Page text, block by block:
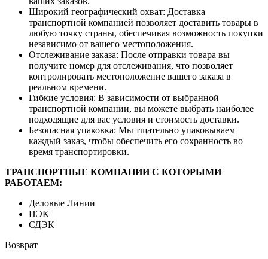
Широкий географический охват: Доставка
транспортной компанией позволяет доставить товары в
любую точку страны, обеспечивая возможность покупки
независимо от вашего местоположения.
Отслеживание заказа: После отправки товара вы
получите номер для отслеживания, что позволяет
контролировать местоположение вашего заказа в
реальном времени.
Гибкие условия: В зависимости от выбранной
транспортной компании, вы можете выбрать наиболее
подходящие для вас условия и стоимость доставки.
Безопасная упаковка: Мы тщательно упаковываем
каждый заказ, чтобы обеспечить его сохранность во
время транспортировки.
ТРАНСПОРТНЫЕ КОМПАНИИ С КОТОРЫМИ
РАБОТАЕМ:
Деловые Линии
ПЭК
СДЭК
Возврат